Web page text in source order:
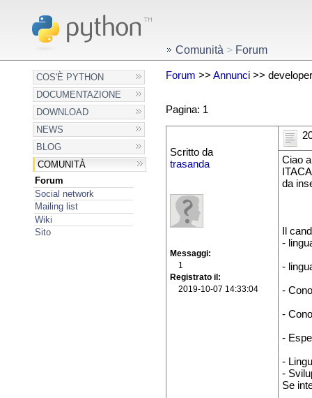
COS'È PYTHON
DOCUMENTAZIONE
DOWNLOAD
NEWS
BLOG
COMUNITÀ
Forum
Social network
Mailing list
Wiki
Sito
Comunità > Forum
Forum >> Annunci>>
Pagina: 1
Scritto da
trasanda
Messaggi
1
Registrato il
2019-10-07 14:33:04
Ciao
da
Il
-
-
-
-
-
-
-
Se